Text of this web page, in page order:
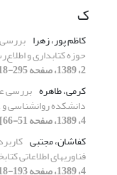
ک
کاظم پور، زهرا
حوزه کتابداری و
2، 1389، صفحه 295-318]
کرمی، طاهره بررسی
دانشکده روانشناسی و
4، 1389، صفحه 51-66]
کفاشان، مجتبی
فناوریهای اطلاعاتی
4، 1389، صفحه 193-218]